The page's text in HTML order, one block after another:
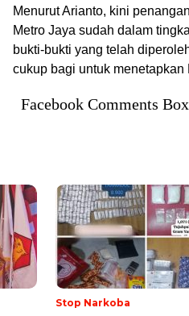
Menurut Arianto, kini
Metro Jaya sudah dalam
bukti-bukti yang telah
cukup bagi untuk
Facebook Comments Box
Stop Narkoba